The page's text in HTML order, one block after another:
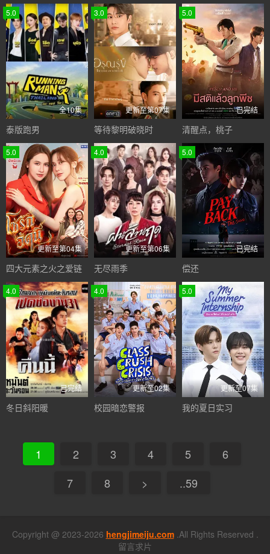
5.0
全10集
泰版跑男
3.0
更新至第07集
等待黎明破晓时
5.0
已完结
清醒点，桃子
5.0
更新至第04集
四大元素之火之爱链
4.0
更新至第06集
无尽雨季
5.0
已完结
偿还
4.0
已完结
冬日斜阳暖
4.0
更新至02集
校园暗恋警报
5.0
更新至07集
我的夏日实习
1 2 3 4 5
6
7
8 > ..59
Copyright @ 2023-2026 hengjimeiju.com.All Rights Reserved .
留言求片